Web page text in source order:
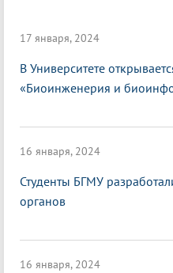
17 января, 2024
В Университете
«Биоинженерия и
16 января, 2024
Студенты БГМУ
органов
16 января, 2024